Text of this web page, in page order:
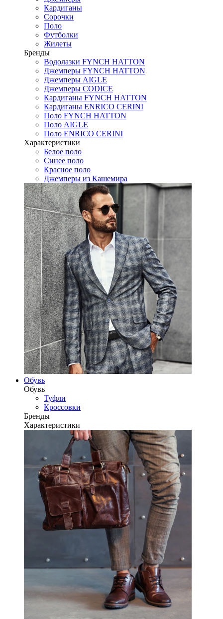
Кардиганы
Сорочки
Поло
Футболки
Жилеты
Бренды
Водолазки FYNCH HATTON
Джемперы FYNCH HATTON
Джемперы AIGLE
Джемперы CODICE
Кардиганы FYNCH HATTON
Кардиганы ENRICO CERINI
Поло FYNCH HATTON
Поло AIGLE
Поло ENRICO CERINI
Характеристики
Белое поло
Синее поло
Красное поло
Джемперы из Кашемира
Обувь
Обувь
Туфли
Кроссовки
Бренды
Характеристики